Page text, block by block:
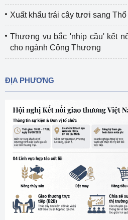
Xuất khẩu trái cây tươi sang
Thương vụ bắc 'nhịp cầu' kết
cho ngành Công Thương
ĐỊA PHƯƠNG